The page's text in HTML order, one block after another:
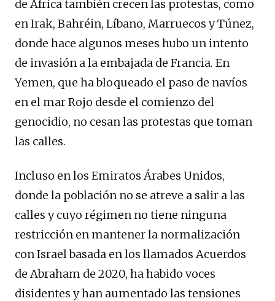
de África también crecen las protestas, como
en Irak, Bahréin, Líbano, Marruecos y Túnez,
donde hace algunos meses hubo un intento
de invasión a la embajada de Francia. En
Yemen, que ha bloqueado el paso de navíos
en el mar Rojo desde el comienzo del
genocidio, no cesan las protestas que toman
las calles.
Incluso en los Emiratos Árabes Unidos,
donde la población no se atreve a salir a las
calles y cuyo régimen no tiene ninguna
restricción en mantener la normalización
con Israel basada en los llamados Acuerdos
de Abraham de 2020, ha habido voces
disidentes y han aumentado las tensiones